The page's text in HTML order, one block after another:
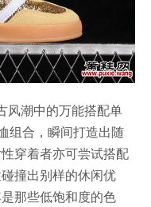
风潮中的万能搭配单
组合，瞬间打造出随
穿着者亦可尝试搭配
撞出别样的休闲优
那些低饱和度的色